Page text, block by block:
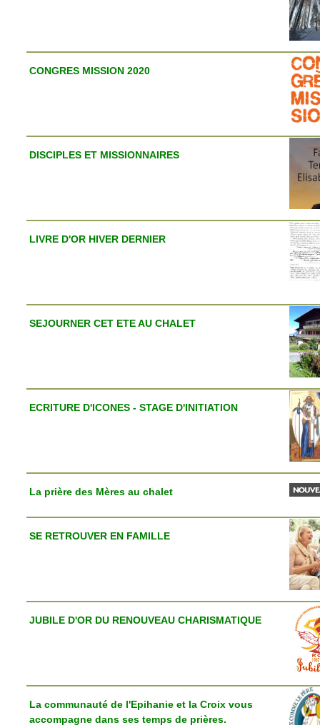
CONGRES MISSION 2020
DISCIPLES ET MISSIONNAIRES
LIVRE D'OR HIVER DERNIER
SEJOURNER CET ETE AU CHALET
ECRITURE D'ICONES - STAGE D'INITIATION
La prière des Mères au chalet
SE RETROUVER EN FAMILLE
JUBILE D'OR DU RENOUVEAU CHARISMATIQUE
La communauté de l'Epihanie et la Croix vous
accompagne dans ses temps de prières.